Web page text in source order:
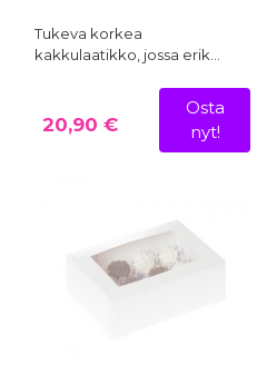
Tukeva korkea
kakkulaatikko, jossa erik…
20,90 €
Osta
nyt!